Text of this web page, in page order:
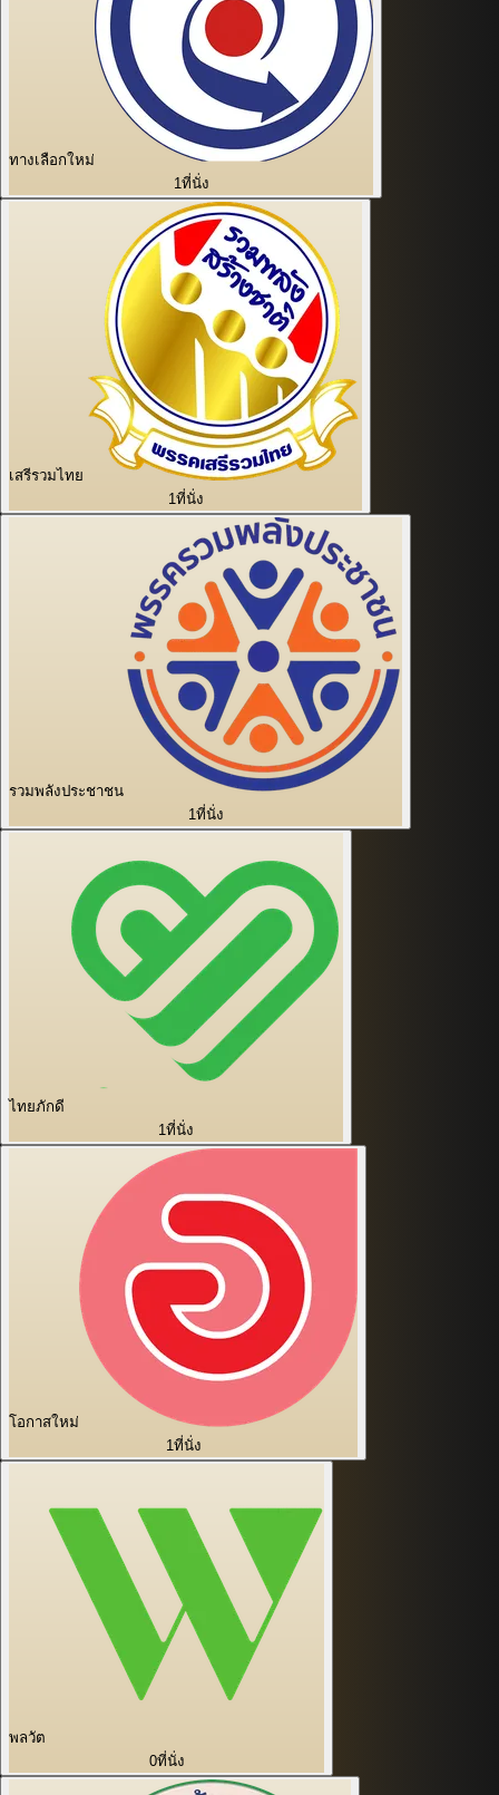
ทางเลือกใหม่
1ที่นั่ง
เสรีรวมไทย
1ที่นั่ง
รวมพลังประชาชน
1ที่นั่ง
ไทยภักดี
1ที่นั่ง
โอกาสใหม่
1ที่นั่ง
พลวัต
0ที่นั่ง